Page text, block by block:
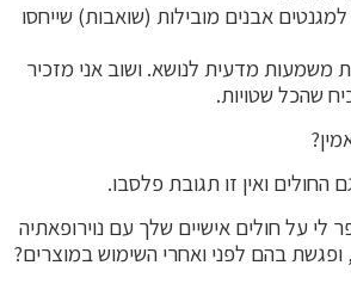
למגנטים אבנים מובילות (שואבות) שייחסו
משמעות מדעית לנושא. ושוב אני מזכיר
שהכל שטויות.
החולים ואין זו תגובת פלסבו.
לי על חולים אישיים שלך עם נוירופאתיה
בהם לפני ואחרי השימוש במוצרים?